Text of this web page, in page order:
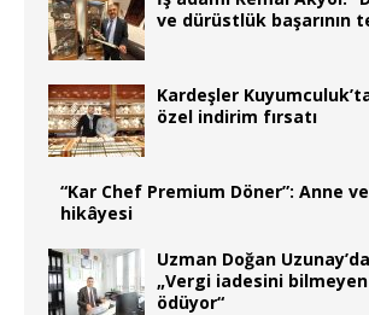
ve dürüstlük başarının
Kardeşler
özel indirim fırsatı
“Kar Chef Premium Döner”: Anne
hikâyesi
Uzman Doğan
„Vergi iadesini
ödüyor“